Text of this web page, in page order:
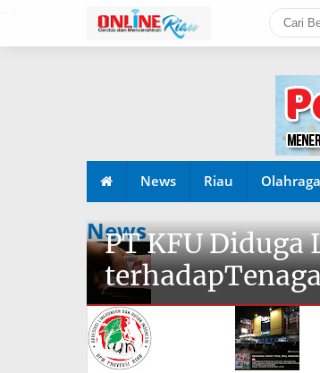
News Riau Olahraga
News
PT KFU